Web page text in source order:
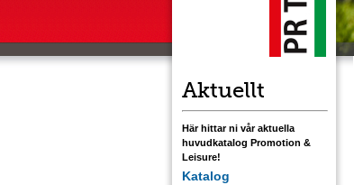
Aktuellt
Här hittar ni vår aktuella
huvudkatalog Promotion &
Leisure!
Katalog